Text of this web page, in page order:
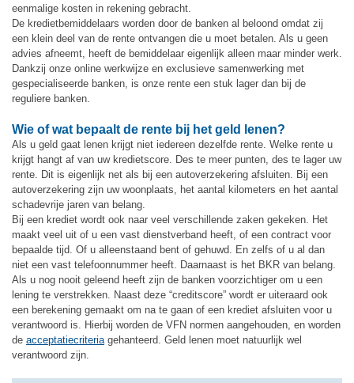
eenmalige kosten in rekening gebracht.
De kredietbemiddelaars worden door de banken al beloond omdat zij
een klein deel van de rente ontvangen die u moet betalen. Als u geen
advies afneemt, heeft de bemiddelaar eigenlijk alleen maar minder werk.
Dankzij onze online werkwijze en exclusieve samenwerking met
gespecialiseerde banken, is onze rente een stuk lager dan bij de
reguliere banken.
Wie of wat bepaalt de rente bij het geld lenen?
Als u geld gaat lenen krijgt niet iedereen dezelfde rente. Welke rente u
krijgt hangt af van uw kredietscore. Des te meer punten, des te lager uw
rente. Dit is eigenlijk net als bij een autoverzekering afsluiten. Bij een
autoverzekering zijn uw woonplaats, het aantal kilometers en het aantal
schadevrije jaren van belang.
Bij een krediet wordt ook naar veel verschillende zaken gekeken. Het
maakt veel uit of u een vast dienstverband heeft, of een contract voor
bepaalde tijd. Of u alleenstaand bent of gehuwd. En zelfs of u al dan
niet een vast telefoonnummer heeft. Daarnaast is het BKR van belang.
Als u nog nooit geleend heeft zijn de banken voorzichtiger om u een
lening te verstrekken. Naast deze “creditscore” wordt er uiteraard ook
een berekening gemaakt om na te gaan of een krediet afsluiten voor u
verantwoord is. Hierbij worden de VFN normen aangehouden, en worden
de acceptatiecriteria gehanteerd. Geld lenen moet natuurlijk wel
verantwoord zijn.